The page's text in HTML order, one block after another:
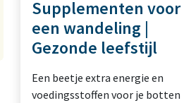
Supplementen voor
een wandeling |
Gezonde leefstijl
Een beetje extra energie en
voedingsstoffen voor je botten